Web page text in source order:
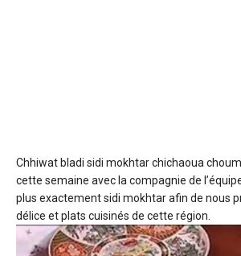
Chhiwat bladi sidi mokhtar chichaoua
cette semaine avec la compagnie de
plus exactement sidi mokhtar afin de nous
délice et plats cuisinés de cette région.